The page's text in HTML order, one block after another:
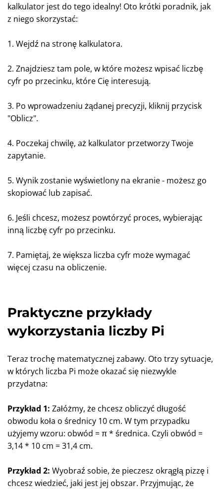
kalkulator jest do tego idealny! Oto krótki poradnik, jak
z niego skorzystać:
1. Wejdź na stronę kalkulatora.
2. Znajdziesz tam pole, w które możesz wpisać liczbę
cyfr po przecinku, które Cię interesują.
3. Po wprowadzeniu żądanej precyzji, kliknij przycisk
"Oblicz".
4. Poczekaj chwilę, aż kalkulator przetworzy Twoje
zapytanie.
5. Wynik zostanie wyświetlony na ekranie - możesz go
skopiować lub zapisać.
6. Jeśli chcesz, możesz powtórzyć proces, wybierając
inną liczbę cyfr po przecinku.
7. Pamiętaj, że większa liczba cyfr może wymagać
więcej czasu na obliczenie.
Praktyczne przykłady
wykorzystania liczby Pi
Teraz trochę matematycznej zabawy. Oto trzy sytuacje,
w których liczba Pi może okazać się niezwykle
przydatna:
Przykład 1: Załóżmy, że chcesz obliczyć długość
obwodu koła o średnicy 10 cm. W tym przypadku
użyjemy wzoru: obwód = π * średnica. Czyli obwód =
3,14 * 10 cm = 31,4 cm.
Przykład 2: Wyobraź sobie, że pieczesz okrągłą pizzę i
chcesz wiedzieć, jaki jest jej obszar. Przyjmując, że